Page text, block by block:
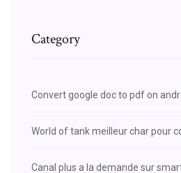
Category
Convert google doc to pdf on
World of tank meilleur char pour
Canal plus a la demande sur